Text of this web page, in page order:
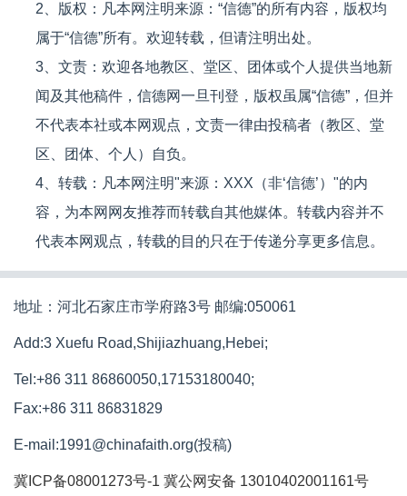
2、版权：凡本网注明来源：“信德”的所有内容，版权均
属于“信德”所有。欢迎转载，但请注明出处。
3、文责：欢迎各地教区、堂区、团体或个人提供当地新
闻及其他稿件，信德网一旦刊登，版权虽属“信德”，但并
不代表本社或本网观点，文责一律由投稿者（教区、堂
区、团体、个人）自负。
4、转载：凡本网注明"来源：XXX（非‘信德’）"的内
容，为本网网友推荐而转载自其他媒体。转载内容并不
代表本网观点，转载的目的只在于传递分享更多信息。
地址：河北石家庄市学府路3号 邮编:050061
Add:3 Xuefu Road,Shijiazhuang,Hebei;
Tel:+86 311 86860050,17153180040;
Fax:+86 311 86831829
E-mail:1991@chinafaith.org(投稿)
冀ICP备08001273号-1 冀公网安备 13010402001161号